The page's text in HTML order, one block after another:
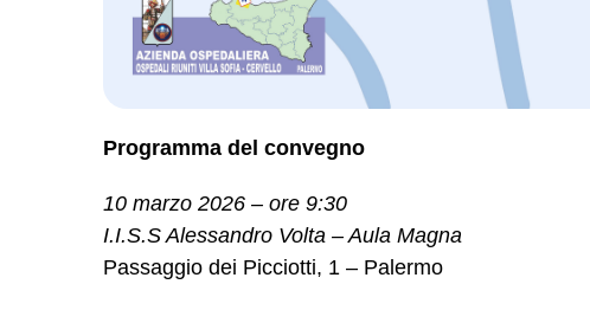
Programma del convegno
10 marzo 2026 – ore 9:30
I.I.S.S Alessandro Volta – Aula Magna
Passaggio dei Picciotti, 1 – Palermo